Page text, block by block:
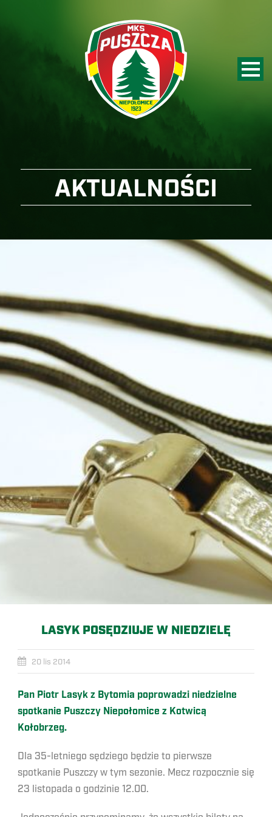
AKTUALNOŚCI
LASYK POSĘDZIUJE W NIEDZIELĘ
20 lis 2014
Pan Piotr Lasyk z Bytomia poprowadzi niedzielne
spotkanie Puszczy Niepołomice z Kotwicą
Kołobrzeg.
Dla 35-letniego sędziego będzie to pierwsze
spotkanie Puszczy w tym sezonie. Mecz rozpocznie się
23 listopada o godzinie 12.00.